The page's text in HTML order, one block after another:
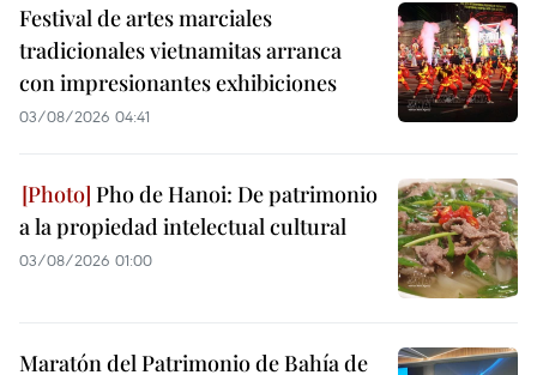
Festival de artes marciales
tradicionales vietnamitas arranca
con impresionantes exhibiciones
03/08/2026 04:41
Pho de Hanoi: De patrimonio
a la propiedad intelectual cultural
03/08/2026 01:00
Maratón del Patrimonio de Bahía de